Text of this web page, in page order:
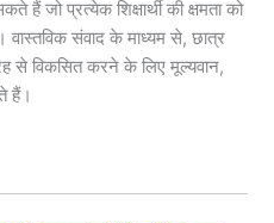
हैं जो प्रत्येक शिक्षार्थी की क्षमता को
संवाद के माध्यम से, छात्र
से विकसित करने के लिए मूल्यवान,
हैं।